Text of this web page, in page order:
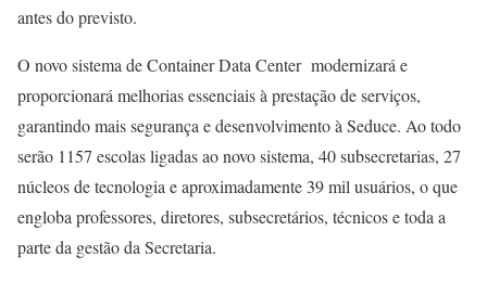
antes do previsto.
O novo sistema de Container Data Center modernizará e
proporcionará melhorias essenciais à prestação de serviços,
garantindo mais segurança e desenvolvimento à Seduce. Ao todo
serão 1157 escolas ligadas ao novo sistema, 40 subsecretarias, 27
núcleos de tecnologia e aproximadamente 39 mil usuários, o que
engloba professores, diretores, subsecretários, técnicos e toda a
parte da gestão da Secretaria.